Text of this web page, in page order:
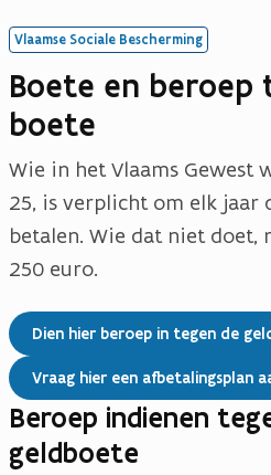
Vlaamse Sociale Bescherming
Boete en beroep
boete
Wie in het Vlaams Gewest
25, is verplicht om elk jaar
betalen. Wie dat niet doet,
250 euro.
Dien hier beroep in tegen de
Vraag hier een afbetalingsplan
Beroep indienen
geldboete